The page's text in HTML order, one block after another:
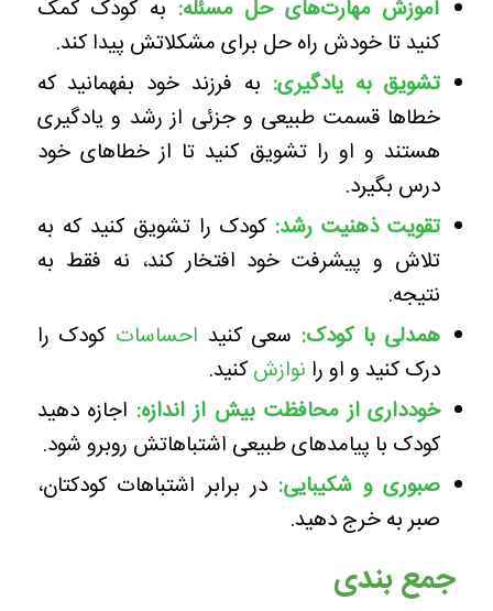
آموزش مهارت‌های حل مسئله: به کودک کمک
کنید تا خودش راه حل برای مشکلاتش پیدا کند.
تشویق به یادگیری: به فرزند خود بفهمانید که
خطاها قسمت طبیعی و جزئی از رشد و یادگیری
هستند و او را تشویق کنید تا از خطاهای خود
درس بگیرد.
تقویت ذهنیت رشد:کودک را تشویق کنید که به
تلاش و پیشرفت خود افتخار کند، نه فقط به
نتیجه.
همدلی با کودک: سعی کنید احساسات کودک را
درک کنید و او را نوازشکنید.
خودداری از محافظت بیش از اندازه: اجازه دهید
کودک با پیامدهای طبیعی اشتباهاتش روبرو شود.
صبوری و شکیبایی: در برابر اشتباهات کودکتان،
صبر به خرج دهید.
جمع بندی